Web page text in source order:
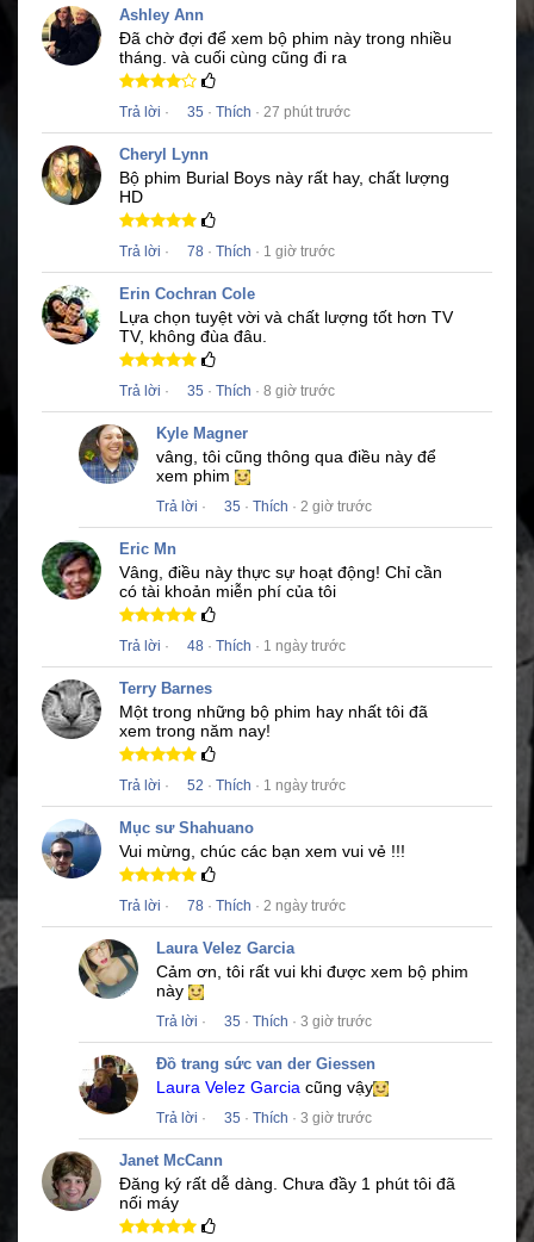
Ashley Ann
Đã chờ đợi để xem bộ phim này trong nhiều
tháng. và cuối cùng cũng đi ra
Trả lời · 35 · Thích · 27 phút trước
Cheryl Lynn
Bộ phim Burial Boys này rất hay, chất lượng
HD
Trả lời · 78 · Thích · 1 giờ trước
Erin Cochran Cole
Lựa chọn tuyệt vời và chất lượng tốt hơn TV
TV, không đùa đâu.
Trả lời · 35 · Thích · 8 giờ trước
Kyle Magner
vâng, tôi cũng thông qua điều này để
xem phim
Trả lời · 35 · Thích · 2 giờ trước
Eric Mn
Vâng, điều này thực sự hoạt động! Chỉ cần
có tài khoản miễn phí của tôi
Trả lời · 48 · Thích · 1 ngày trước
Terry Barnes
Một trong những bộ phim hay nhất tôi đã
xem trong năm nay!
Trả lời · 52 · Thích · 1 ngày trước
Mục sư Shahuano
Vui mừng, chúc các bạn xem vui vẻ !!!
Trả lời · 78 · Thích · 2 ngày trước
Laura Velez Garcia
Cảm ơn, tôi rất vui khi được xem bộ phim
này
Trả lời · 35 · Thích · 3 giờ trước
Đồ trang sức van der Giessen
Laura Velez Garcia cũng vậy
Trả lời · 35 · Thích · 3 giờ trước
Janet McCann
Đăng ký rất dễ dàng. Chưa đầy 1 phút tôi đã
nối máy